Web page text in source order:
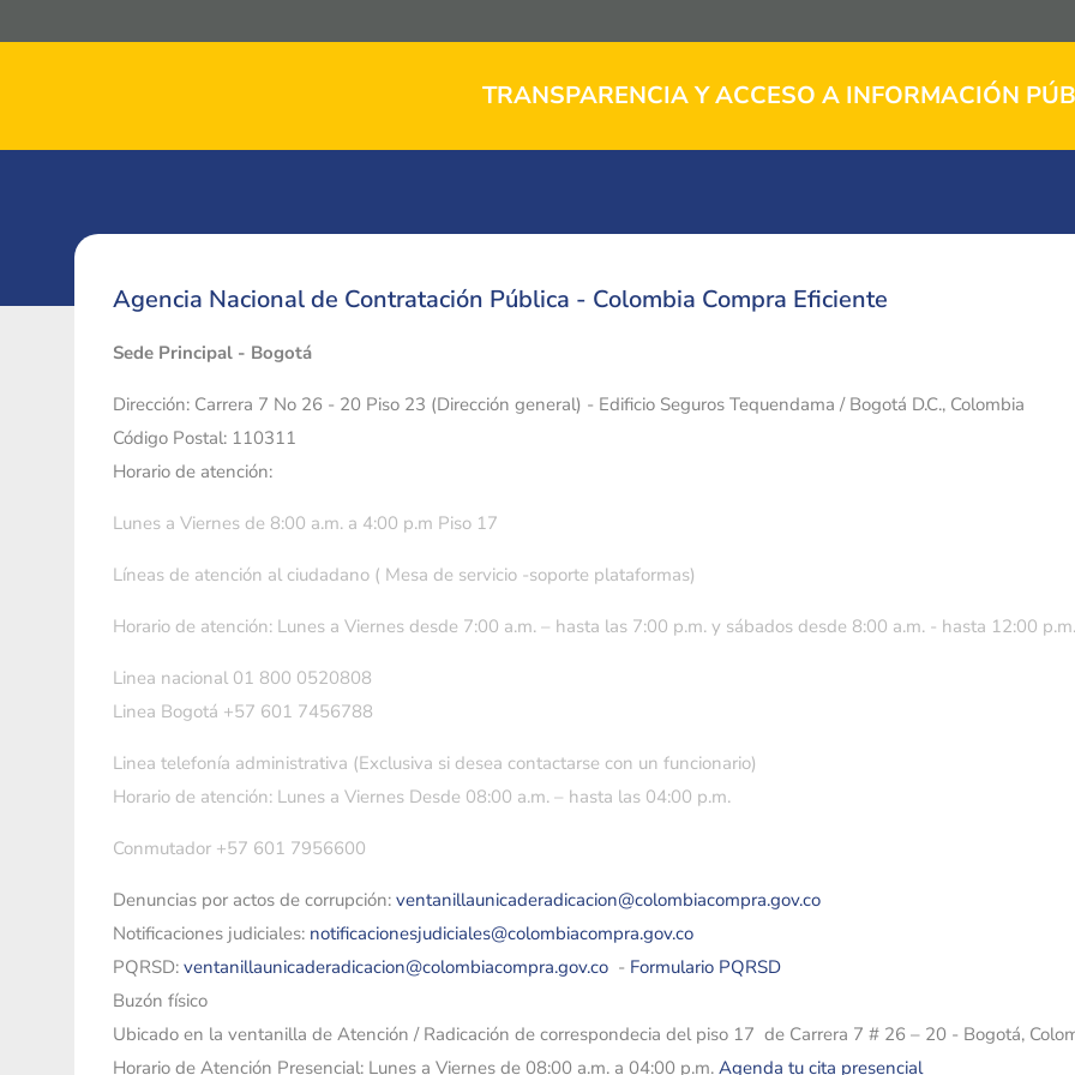
TRANSPARENCIA Y ACCESO A INFORMACIÓN
Agencia Nacional de Contratación Pública - Colombia Compra Eficiente
Sede Principal - Bogotá
Dirección: Carrera 7 No 26 - 20 Piso 23 (Dirección general) - Edificio Seguros Tequendama / Bogotá D.C., Colombia
Código Postal: 110311
Horario de atención:
Lunes a Viernes de 8:00 a.m. a 4:00 p.m Piso 17
Líneas de atención al ciudadano ( Mesa de servicio -soporte plataformas)
Horario de atención: Lunes a Viernes desde 7:00 a.m. – hasta las 7:00 p.m. y sábados desde 8:00 a.m. - hasta 12:00 p.m.
Linea nacional 01 800 0520808
Linea Bogotá +57 601 7456788
Linea telefonía administrativa (Exclusiva si desea contactarse con un funcionario)
Horario de atención: Lunes a Viernes Desde 08:00 a.m. – hasta las 04:00 p.m.
Conmutador +57 601 7956600
Denuncias por actos de corrupción: ventanillaunicaderadicacion@colombiacompra.gov.co
Notificaciones judiciales: notificacionesjudiciales@colombiacompra.gov.co
PQRSD: ventanillaunicaderadicacion@colombiacompra.gov.co - Formulario PQRSD
Buzón físico
Ubicado en la ventanilla de Atención / Radicación de correspondecia del piso 17 de Carrera 7 # 26 – 20 - Bogotá,
Horario de Atención Presencial: Lunes a Viernes de 08:00 a.m. a 04:00 p.m. Agenda tu cita presencial